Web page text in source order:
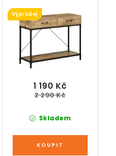
černý
Výprodej
Skladem
1 190 Kč
2 290 Kč